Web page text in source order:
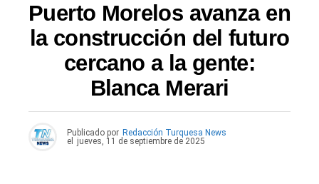
Puerto Morelos avanza en
la construcción del futuro
cercano a la gente:
Blanca Merari
Publicado por Redacción Turquesa News
el
jueves, 11 de septiembre de 2025